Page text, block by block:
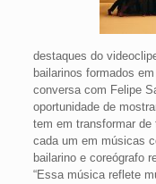
destaques do
bailarinos formados
conversa com Felipe
oportunidade de
tem em transformar
cada um em músicas
bailarino e coreógrafo
“Essa música reflete